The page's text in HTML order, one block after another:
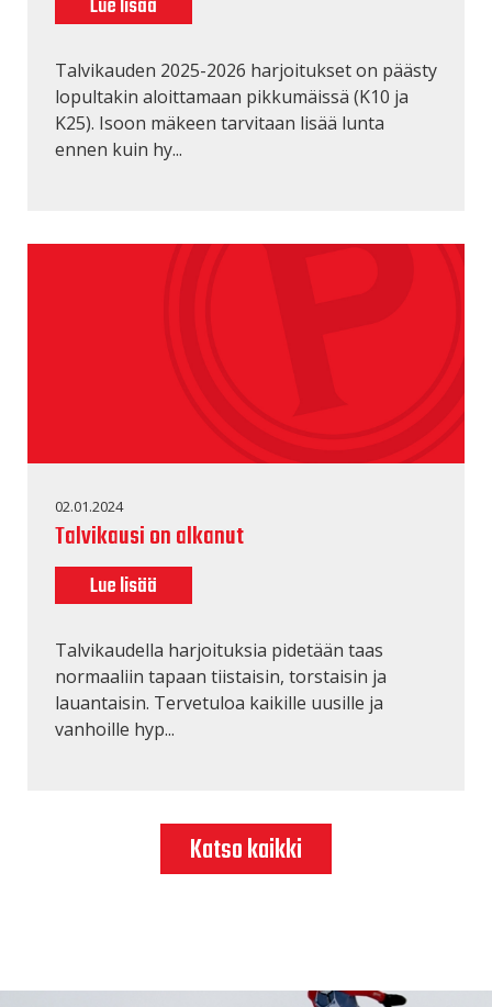
Talvikauden 2025-2026 harjoitukset on päästy
lopultakin aloittamaan pikkumäissä (K10 ja
K25). Isoon mäkeen tarvitaan lisää lunta
ennen kuin hy...
02.01.2024
Talvikausi on alkanut
Talvikaudella harjoituksia pidetään taas
normaaliin tapaan tiistaisin, torstaisin ja
lauantaisin. Tervetuloa kaikille uusille ja
vanhoille hyp...
Lue lisää
Katso kaikki